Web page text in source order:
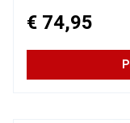
€ 74,95